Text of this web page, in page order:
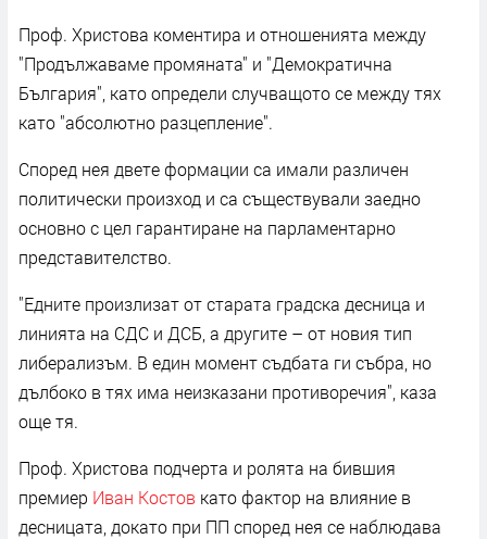
Проф. Христова коментира и отношенията между
"Продължаваме промяната" и "Демократична
България", като определи случващото се между тях
като "абсолютно разцепление".
Според нея двете формации са имали различен
политически произход и са съществували заедно
основно с цел гарантиране на парламентарно
представителство.
"Едните произлизат от старата градска десница и
линията на СДС и ДСБ, а другите – от новия тип
либерализъм. В един момент съдбата ги събра, но
дълбоко в тях има неизказани противоречия", каза
още тя.
Проф. Христова подчерта и ролята на бившия
премиер Иван Костов като фактор на влияние в
десницата, докато при ПП според нея се наблюдава